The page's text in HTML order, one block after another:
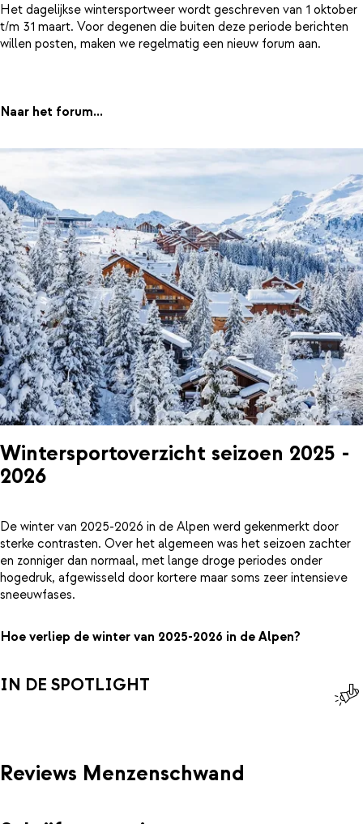
Het dagelijkse wintersportweer wordt geschreven van 1 oktober
t/m 31 maart. Voor degenen die buiten deze periode berichten
willen posten, maken we regelmatig een nieuw forum aan.
Naar het forum...
Wintersportoverzicht seizoen 2025 -
2026
De winter van 2025-2026 in de Alpen werd gekenmerkt door
sterke contrasten. Over het algemeen was het seizoen zachter
en zonniger dan normaal, met lange droge periodes onder
hogedruk, afgewisseld door kortere maar soms zeer intensieve
sneeuwfases.
Hoe verliep de winter van 2025-2026 in de Alpen?
IN DE SPOTLIGHT
Reviews Menzenschwand